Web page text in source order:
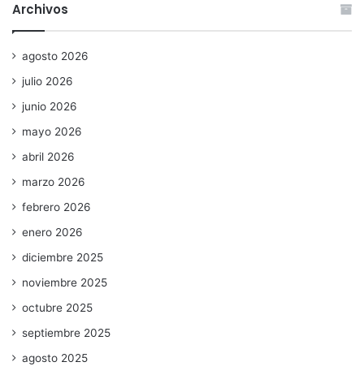
Archivos
agosto 2026
julio 2026
junio 2026
mayo 2026
abril 2026
marzo 2026
febrero 2026
enero 2026
diciembre 2025
noviembre 2025
octubre 2025
septiembre 2025
agosto 2025